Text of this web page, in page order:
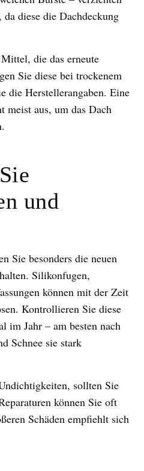
diese die Dachdeckung
die das erneute
Sie diese bei trockenem
die Herstellerangaben. Eine
meist aus, um das Dach
und
Sie besonders die neuen
Silikonfugen,
können mit der Zeit
Kontrollieren Sie diese
im Jahr – am besten nach
Schnee sie stark
sollten Sie
können Sie oft
Schäden empfiehlt sich